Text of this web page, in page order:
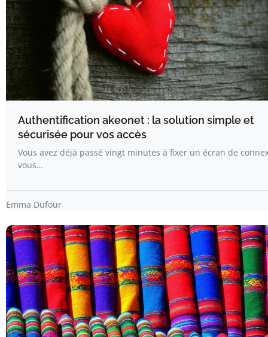
Authentification akeonet : la solution simple et
sécurisée pour vos accès
Vous avez déjà passé vingt minutes à fixer un écran de
vous…
Emma Dufour